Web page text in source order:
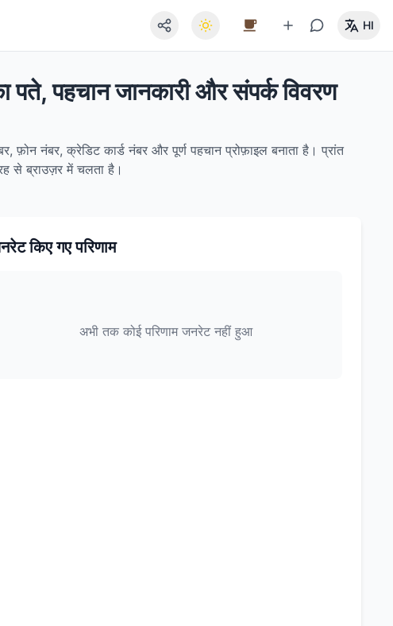
HI
पते, पहचान जानकारी और संपर्क विवरण
फ़ोन नंबर, क्रेडिट कार्ड नंबर और पूर्ण पहचान प्रोफ़ाइल बनाता है। प्रांत
से ब्राउज़र में चलता है।
किए गए परिणाम
अभी तक कोई परिणाम जनरेट नहीं हुआ